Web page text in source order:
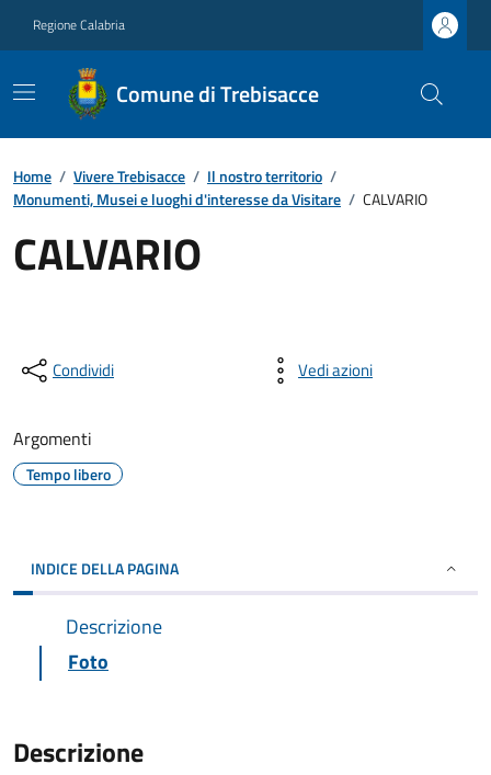
Regione Calabria
Comune di Trebisacce
Home / Vivere Trebisacce / Il nostro territorio /
Monumenti, Musei e luoghi d'interesse da Visitare / CALVARIO
CALVARIO
Condividi Vedi azioni
Argomenti
Tempo libero
INDICE DELLA PAGINA
Descrizione
Foto
Descrizione